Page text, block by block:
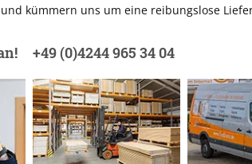
kümmern uns um eine reibungslose
+49 (0)4244 965 34 04